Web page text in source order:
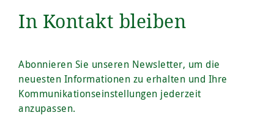
In Kontakt bleiben
Abonnieren Sie unseren Newsletter, um die
neuesten Informationen zu erhalten und Ihre
Kommunikationseinstellungen jederzeit
anzupassen.